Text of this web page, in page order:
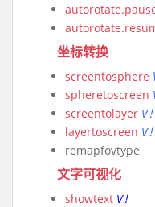
坐标转换
screentosphere
spheretoscreen
screentolayer V！
layertoscreen V！
remapfovtype
文字可视化
showtext V！